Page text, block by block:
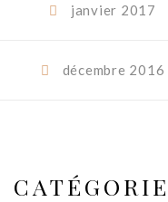
janvier 2017
décembre 2016